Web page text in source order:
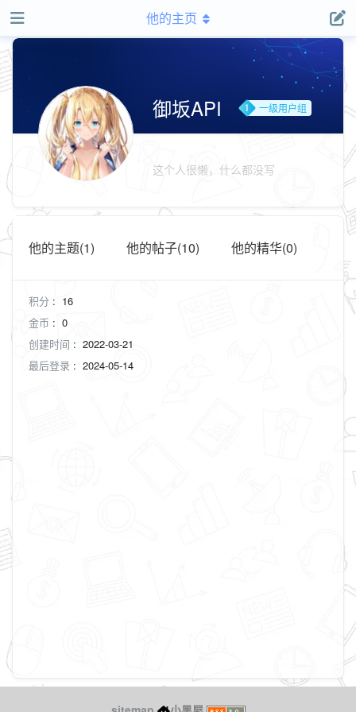
他的主页
御坂API 一级用户组
这个人很懒，什么都没写
他的主题(1) 他的帖子(10) 他的精华(0)
积分 : 16
金币 : 0
创建时间 : 2022-03-21
最后登录 : 2024-05-14